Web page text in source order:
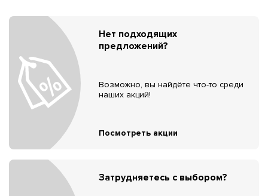
Нет подходящих
предложений?
Возможно, вы найдёте что-то среди
наших акций!
Посмотреть акции
Затрудняетесь с выбором?